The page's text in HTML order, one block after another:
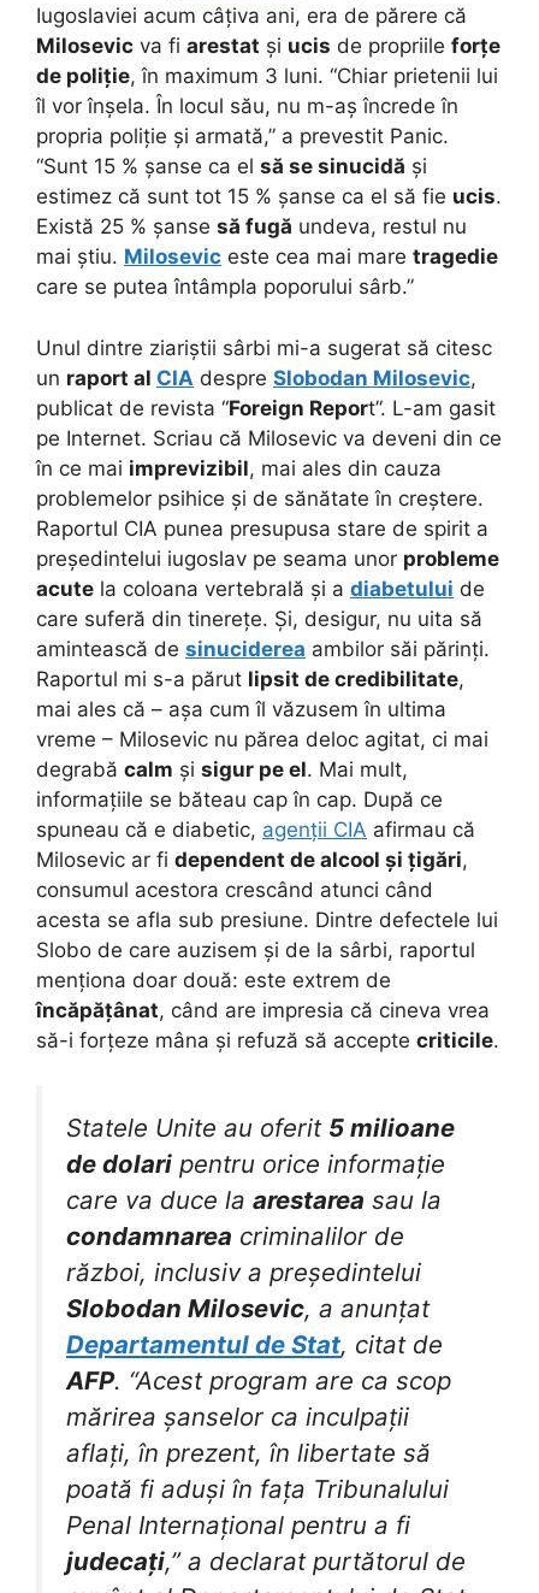
Iugoslaviei acum câțiva ani, era de părere că
Milosevic va fi arestat și ucis de propriile forțe
de poliție, în maximum 3 luni. “Chiar prietenii lui
îl vor înșela. În locul său, nu m-aș încrede în
propria poliție și armată,” a prevestit Panic.
“Sunt 15 % șanse ca el să se sinucidă și
estimez că sunt tot 15 % șanse ca el să fie ucis.
Există 25 % șanse să fugă undeva, restul nu
mai știu. Milosevic este cea mai mare tragedie
care se putea întâmpla poporului sârb.”
Unul dintre ziariștii sârbi mi-a sugerat să citesc
un raport al CIA despre Slobodan Milosevic,
publicat de revista “Foreign Report”. L-am gasit
pe Internet. Scriau că Milosevic va deveni din ce
în ce mai imprevizibil, mai ales din cauza
problemelor psihice și de sănătate în creștere.
Raportul CIA punea presupusa stare de spirit a
președintelui iugoslav pe seama unor probleme
acute la coloana vertebrală și a diabetului de
care suferă din tinerețe. Și, desigur, nu uita să
amintească de sinuciderea ambilor săi părinți.
Raportul mi s-a părut lipsit de credibilitate,
mai ales că – așa cum îl văzusem în ultima
vreme – Milosevic nu părea deloc agitat, ci mai
degrabă calm și sigur pe el. Mai mult,
informațiile se băteau cap în cap. După ce
spuneau că e diabetic, agenții CIA afirmau că
Milosevic ar fi dependent de alcool și țigări,
consumul acestora crescând atunci când
acesta se afla sub presiune. Dintre defectele lui
Slobo de care auzisem și de la sârbi, raportul
menționa doar două: este extrem de
încăpățânat, când are impresia că cineva vrea
să-i forțeze mâna și refuză să accepte criticile.
Statele Unite au oferit 5 milioane
de dolari pentru orice informație
care va duce la arestarea sau la
condamnarea criminalilor de
război, inclusiv a președintelui
Slobodan Milosevic, a anunțat
Departamentul de Stat, citat de
AFP. “Acest program are ca scop
mărirea șanselor ca inculpații
aflați, în prezent, în libertate să
poată fi aduși în fața Tribunalului
Penal Internațional pentru a fi
judecați,” a declarat purtătorul de